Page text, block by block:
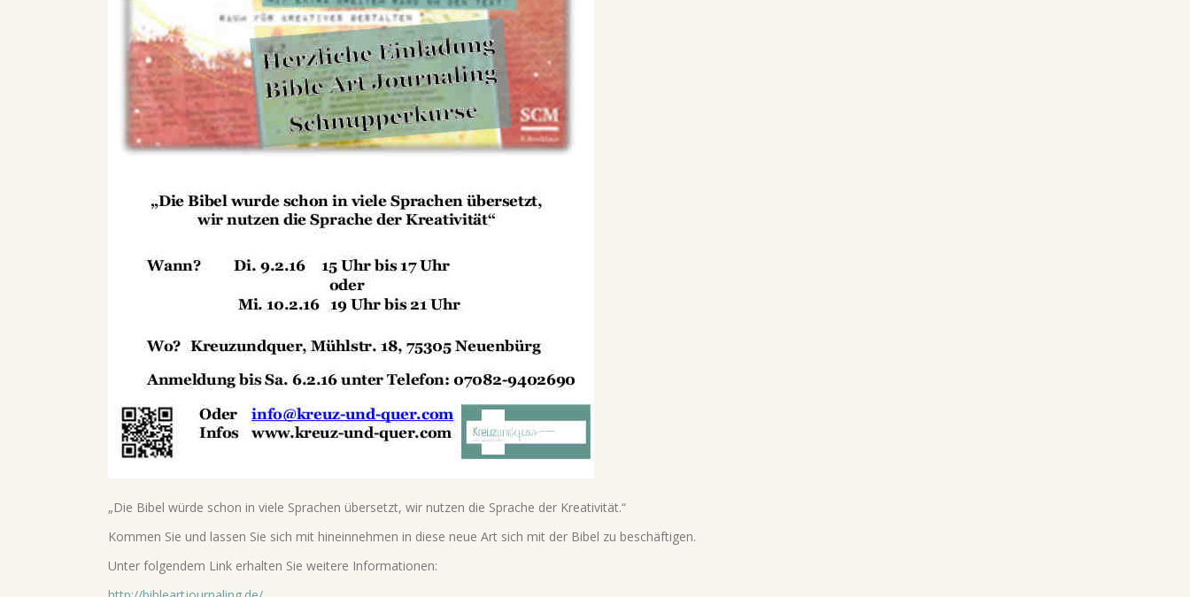
„Die Bibel würde schon in viele Sprachen übersetzt, wir nutzen die Sprache der Kreativität.“
Kommen Sie und lassen Sie sich mit hineinnehmen in diese neue Art sich mit der Bibel zu beschäftigen.
Unter folgendem Link erhalten Sie weitere Informationen: